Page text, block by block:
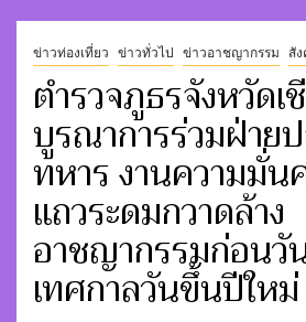
ข่าวท่องเที่ยว ข่าวทั่วไป ข่าวอาชญากรรม สั
ตำรวจภูธรจังหวัดเ
บูรณาการร่วมฝ่าย
ทหาร งานความมั่น
แถวระดมกวาดล้าง
อาชญากรรมก่อนวั
เทศกาลวันขึ้นปีให